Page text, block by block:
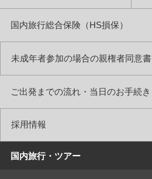
国内旅行総合保険（HS損保）
未成年者参加の場合の親権者同意書
ご出発までの流れ・当日のお手続き
採用情報
国内旅行・ツアー